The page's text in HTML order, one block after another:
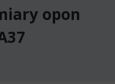
opon